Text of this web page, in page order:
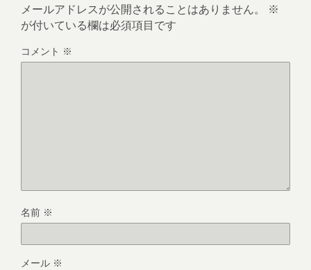
メールアドレスが公開されることはありません。
※
が付いている欄は必須項目です
コメント ※
名前 ※
メール ※